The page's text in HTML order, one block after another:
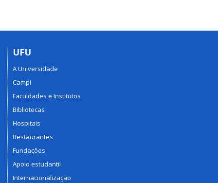
UFU
A Universidade
Campi
Faculdades e Institutos
Bibliotecas
Hospitais
Restaurantes
Fundações
Apoio estudantil
Internacionalização